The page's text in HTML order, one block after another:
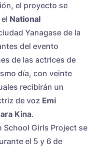
el proyecto se
National
Yanagase de la
del evento
de las actrices de
día, con veinte
recibirán un
de voz Emi
Kina.
School Girls Project se
el 5 y 6 de